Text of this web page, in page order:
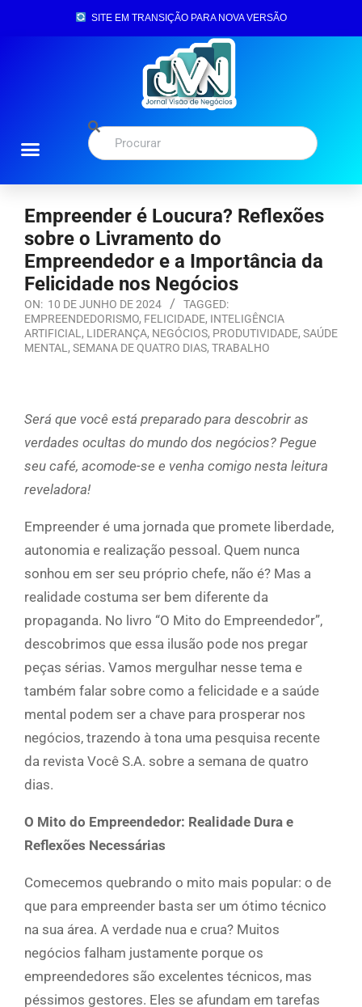
SITE EM TRANSIÇÃO PARA NOVA VERSÃO
Empreender é Loucura? Reflexões
sobre o Livramento do
Empreendedor e a Importância da
Felicidade nos Negócios
ON: 10 DE JUNHO DE 2024
TAGGED:
EMPREENDEDORISMO, FELICIDADE, INTELIGÊNCIA
ARTIFICIAL , LIDERANÇA, NEGÓCIOS, PRODUTIVIDADE, SAÚDE
MENTAL , SEMANA DE QUATRO DIAS, TRABALHO
Será que você está preparado para descobrir as
verdades ocultas do mundo dos negócios? Pegue
seu café, acomode-se e venha comigo nesta leitura
reveladora!
Empreender é uma jornada que promete liberdade,
autonomia e realização pessoal. Quem nunca
sonhou em ser seu próprio chefe, não é? Mas a
realidade costuma ser bem diferente da
propaganda. No livro “O Mito do Empreendedor”,
descobrimos que essa ilusão pode nos pregar
peças sérias. Vamos mergulhar nesse tema e
também falar sobre como a felicidade e a saúde
mental podem ser a chave para prosperar nos
negócios, trazendo à tona uma pesquisa recente
da revista Você S.A. sobre a semana de quatro
dias.
O Mito do Empreendedor: Realidade Dura e
Reflexões Necessárias
Comecemos quebrando o mito mais popular: o de
que para empreender basta ser um ótimo técnico
na sua área. A verdade nua e crua? Muitos
negócios falham justamente porque os
empreendedores são excelentes técnicos, mas
péssimos gestores. Eles se afundam em tarefas